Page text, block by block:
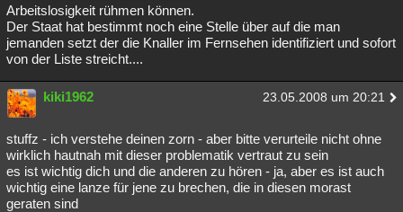
Arbeitslosigkeit rühmen können.
Der Staat hat bestimmt noch eine Stelle über auf die man
jemanden setzt der die Knaller im Fernsehen identifiziert und sofort
von der Liste streicht....
kiki1962 23.05.2008 um 20:21
stuffz - ich verstehe deinen zorn - aber bitte verurteile nicht ohne
wirklich hautnah mit dieser problematik vertraut zu sein
es ist wichtig dich und die anderen zu hören - ja, aber es ist auch
wichtig eine lanze für jene zu brechen, die in diesen morast
geraten sind